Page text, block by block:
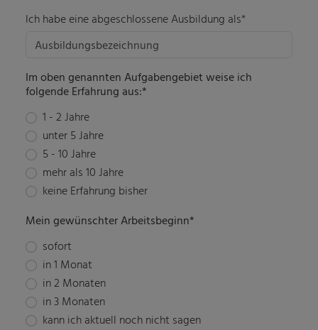
Ich habe eine abgeschlossene Ausbildung als*
Im oben genannten Aufgabengebiet weise ich
folgende Erfahrung aus:*
1 - 2 Jahre
unter 5 Jahre
5 - 10 Jahre
mehr als 10 Jahre
keine Erfahrung bisher
Mein gewünschter Arbeitsbeginn*
sofort
in 1 Monat
in 2 Monaten
in 3 Monaten
kann ich aktuell noch nicht sagen